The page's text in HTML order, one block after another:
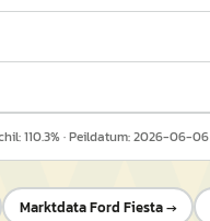
110.3% · Peildatum:2026-06-06
MarktdataFord Fiesta→